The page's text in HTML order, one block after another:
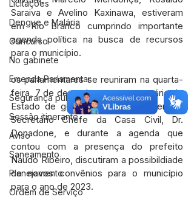
Licitações
Dengue e Malária
Concurso
No gabinete
Emenda Parlamentar
Segurança pública
Sessão itinerante
Aviso
Saneamento
Planejamento
Ordem de Serviço
Saraiva e Avelino Kaxinawa, estiveram
em Rio Branco cumprindo importante
agenda política na busca de recursos
para o município.
os parlamentares se reuniram na quarta-
feira, 7 de dezembro, com secretário de
Estado de governo Alysson Bestene e
Secretário Chefe da Casa Civil, Dr.
Donadone, e durante a agenda que
contou com a presença do prefeito
Naudo Ribeiro, discutiram a possibildiade
de novos convênios para o município
para o ano de 2023.